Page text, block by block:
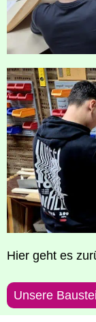
Hier geht es
Unse­re